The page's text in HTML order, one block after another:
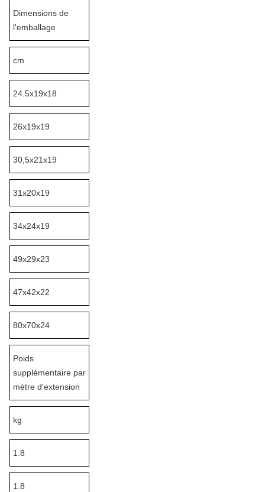
Dimensions de
l'emballage
cm
24.5x19x18
26x19x19
30,5x21x19
31x20x19
34x24x19
49x29x23
47x42x22
80x70x24
Poids
supplémentaire par
mètre d'extension
kg
1.8
1.8